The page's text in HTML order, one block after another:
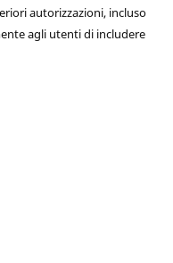
autorizzazioni, incluso
agli utenti di includere